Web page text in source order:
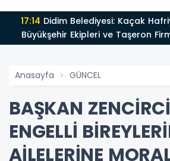
17:14
Büyükşehir Ekipleri ve Taşeron
Anasayfa GÜNCEL
BAŞKAN
ENGELLİ
AİLELERİNE